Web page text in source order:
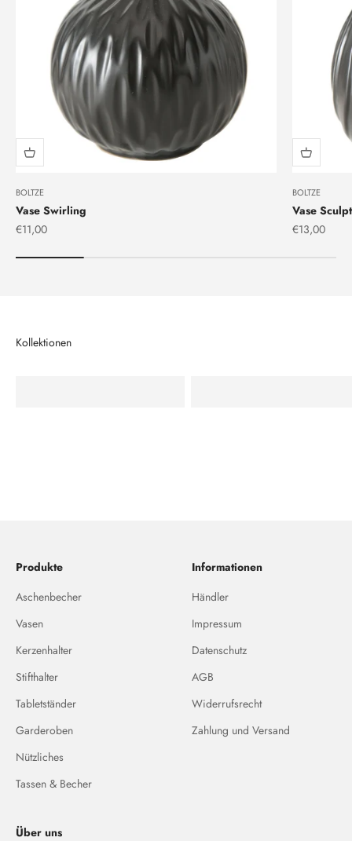
BOLTZE
Vase Swirling
Angebot
€11,00
BOLTZE
Vase Sculpt
Angebot
€13,00
Produkte
Aschenbecher
Vasen
Kerzenhalter
Stifthalter
Tabletständer
Garderoben
Nützliches
Tassen & Becher
Informationen
Händler
Impressum
Datenschutz
AGB
Widerrufsrecht
Zahlung und Versand
Über uns